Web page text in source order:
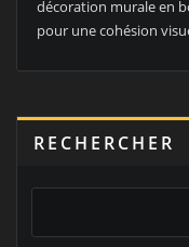
décoration murale en
pour une cohésion
RECHERCHER